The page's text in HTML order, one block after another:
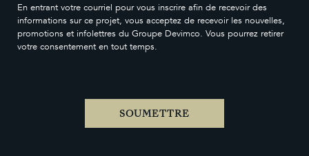
En entrant votre courriel pour vous inscrire afin de recevoir des
informations sur ce projet, vous acceptez de recevoir les nouvelles,
promotions et infolettres du Groupe Devimco. Vous pourrez retirer
votre consentement en tout temps.
SOUMETTRE